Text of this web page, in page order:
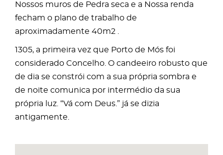
Nossos muros de Pedra seca e a Nossa renda
fecham o plano de trabalho de
aproximadamente 40m2 .
1305, a primeira vez que Porto de Mós foi
considerado Concelho. O candeeiro robusto que
de dia se constrói com a sua própria sombra e
de noite comunica por intermédio da sua
própria luz. “Vá com Deus.” já se dizia
antigamente.